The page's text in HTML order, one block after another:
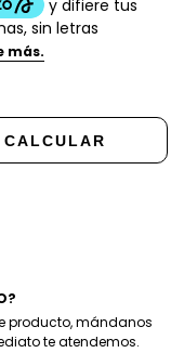
CALCULAR
producto, mándanos
te atendemos.